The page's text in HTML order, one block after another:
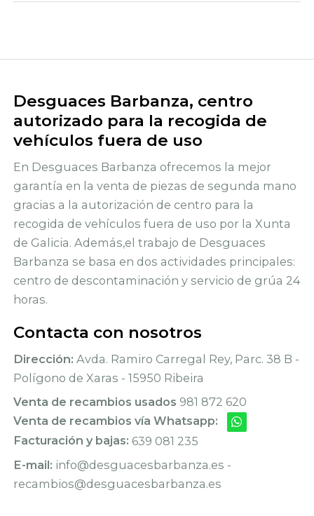
Desguaces Barbanza, centro
autorizado para la recogida de
vehículos fuera de uso
En Desguaces Barbanza ofrecemos la mejor
garantía en la venta de piezas de segunda mano
gracias a la autorización de centro para la
recogida de vehículos fuera de uso por la Xunta
de Galicia. Además,el trabajo de Desguaces
Barbanza se basa en dos actividades principales:
centro de descontaminación y servicio de grúa 24
horas.
Contacta con nosotros
Dirección: Avda. Ramiro Carregal Rey, Parc. 38 B -
Polígono de Xaras - 15950 Ribeira
Venta de recambios usados 981 872 620
Venta de recambios vía Whatsapp:
Facturación y bajas: 639 081 235
E-mail: info@desguacesbarbanza.es -
recambios@desguacesbarbanza.es